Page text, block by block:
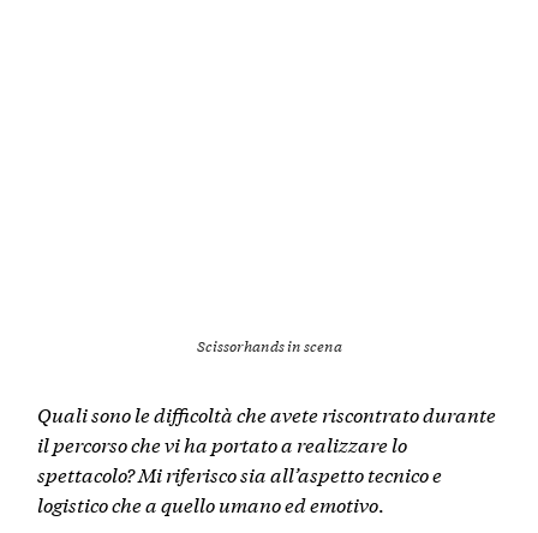
Scissorhands in scena
Quali sono le difficoltà che avete riscontrato durante
il percorso che vi ha portato a realizzare lo
spettacolo? Mi riferisco sia all’aspetto tecnico e
logistico che a quello umano ed emotivo.